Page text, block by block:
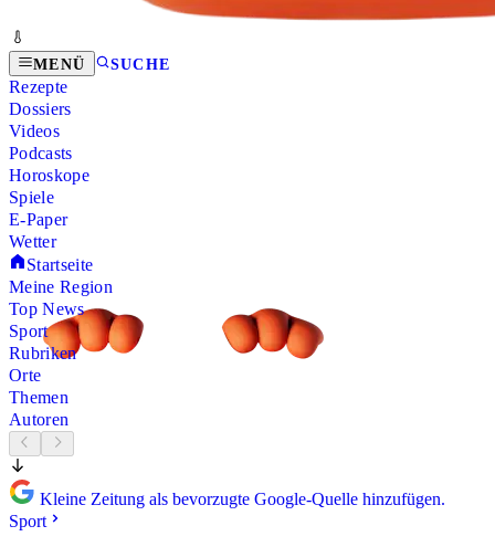
MENÜ SUCHE
Rezepte
Dossiers
Videos
Podcasts
Horoskope
Spiele
E-Paper
Wetter
Startseite
Meine Region
Top News
Sport
Rubriken
Orte
Themen
Autoren
Kleine Zeitung als bevorzugte Google-Quelle hinzufügen.
Sport